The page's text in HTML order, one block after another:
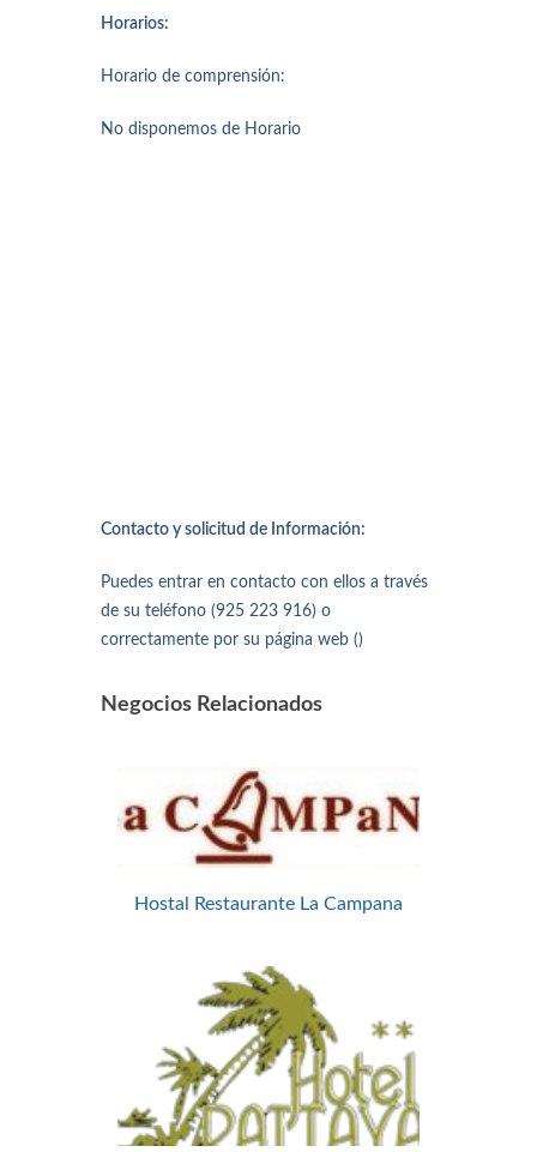
Horarios:
Horario de comprensión:
No disponemos de Horario
Contacto y solicitud de Información:
Puedes entrar en contacto con ellos a través
de su teléfono (925 223 916) o
correctamente por su página web ()
Negocios Relacionados
Hostal Restaurante La Campana